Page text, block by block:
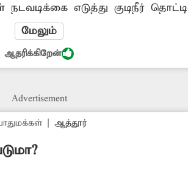
நடவடிக்கை எடுத்து குடிநீர்
மேலும்
ஆதரிக்கிறேன்
Advertisement
|ஆத்தூர்